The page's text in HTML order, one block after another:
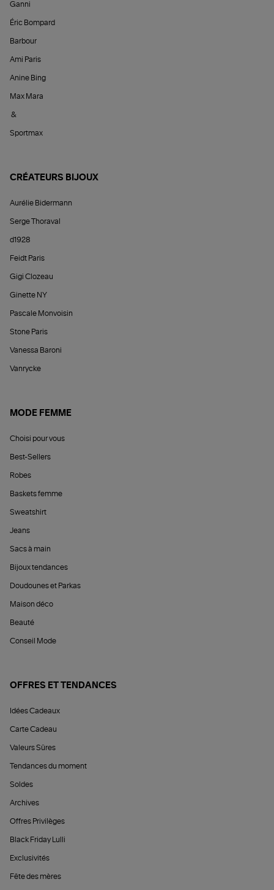
Ganni
Éric Bompard
Barbour
Ami Paris
Anine Bing
Max Mara
&
Sportmax
CRÉATEURS BIJOUX
Aurélie Bidermann
Serge Thoraval
d1928
Feidt Paris
Gigi Clozeau
Ginette NY
Pascale Monvoisin
Stone Paris
Vanessa Baroni
Vanrycke
MODE FEMME
Choisi pour vous
Best-Sellers
Robes
Baskets femme
Sweatshirt
Jeans
Sacs à main
Bijoux tendances
Doudounes et Parkas
Maison déco
Beauté
Conseil Mode
OFFRES ET TENDANCES
Idées Cadeaux
Carte Cadeau
Valeurs Sûres
Tendances du moment
Soldes
Archives
Offres Privilèges
Black Friday Lulli
Exclusivités
Fête des mères